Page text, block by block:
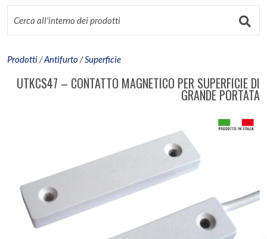
Prodotti/Antifurto/Superficie
UTKCS47 – CONTATTO MAGNETICO PER SUPERFICIE DI
GRANDE PORTATA